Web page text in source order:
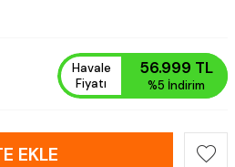
Havale
Fiyatı
56.999 TL
%5 İndirim
EKLE